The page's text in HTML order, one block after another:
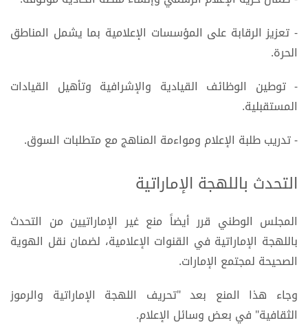
- تعزيز الرقابة على المؤسسات الإعلامية بما يشمل المناطق
الحرة.
- توطين الوظائف القيادية والإشرافية وتأهيل القيادات
المستقبلية.
- تدريب طلبة الإعلام ومواءمة المناهج مع متطلبات السوق.
التحدث باللهجة الإماراتية
المجلس الوطني قرر أيضاً منع غير الإماراتيين من التحدث
باللهجة الإماراتية في القنوات الإعلامية، لضمان نقل الهوية
الصحيحة لمجتمع الإمارات.
وجاء هذا المنع بعد "تحريف اللهجة الإماراتية والرموز
الثقافية" في بعض وسائل الإعلام.